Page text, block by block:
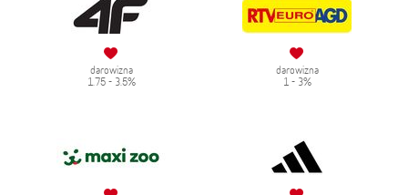
darowizna
1.75 - 3.5%
darowizna
1 - 3%